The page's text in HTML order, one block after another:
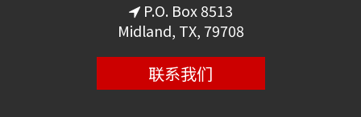
P.O. Box 8513
Midland, TX, 79708
联系我们